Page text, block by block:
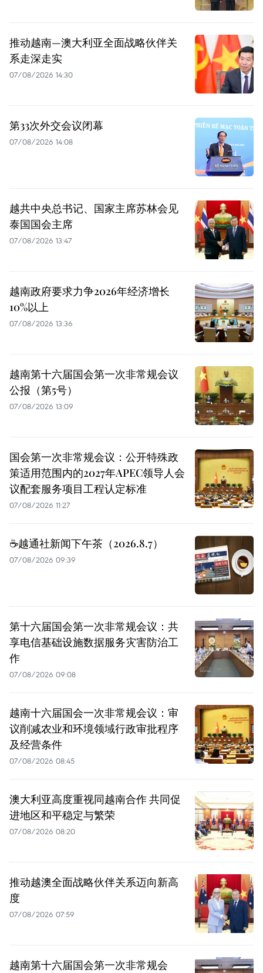
推动越南—澳大利亚全面战略伙伴关
系走深走实
07/08/2026 14:30
第33次外交会议闭幕
07/08/2026 14:08
越共中央总书记、国家主席苏林会见
泰国国会主席
07/08/2026 13:47
越南政府要求力争2026年经济增长
10%以上
07/08/2026 13:36
越南第十六届国会第一次非常规会议
公报（第5号）
07/08/2026 13:09
国会第一次非常规会议：公开特殊政
策适用范围内的2027年APEC领导人会
议配套服务项目工程认定标准
07/08/2026 11:27
☕️越通社新闻下午茶（2026.8.7）
07/08/2026 09:39
第十六届国会第一次非常规会议：共
享电信基础设施数据服务灾害防治工
作
07/08/2026 09:08
越南十六届国会一次非常规会议：审
议削减农业和环境领域行政审批程序
及经营条件
07/08/2026 08:45
澳大利亚高度重视同越南合作 共同促
进地区和平稳定与繁荣
07/08/2026 08:20
推动越澳全面战略伙伴关系迈向新高
度
07/08/2026 07:59
越南第十六届国会第一次非常规会